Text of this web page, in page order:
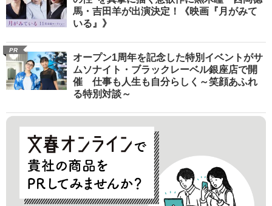
馬・吉田羊が出演決定！《映画『月がみて
いる』》
PR
オープン1周年を記念した特別イベントがサ
ムソナイト・ブラックレーベル銀座店で開
催 仕事も人生も自分らしく～笑顔あふれ
る特別対談～